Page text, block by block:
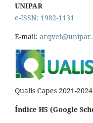
UNIPAR
e-ISSN: 1982-1131
E-mail:
Qualis Capes 2021-
Índice H5 (Google